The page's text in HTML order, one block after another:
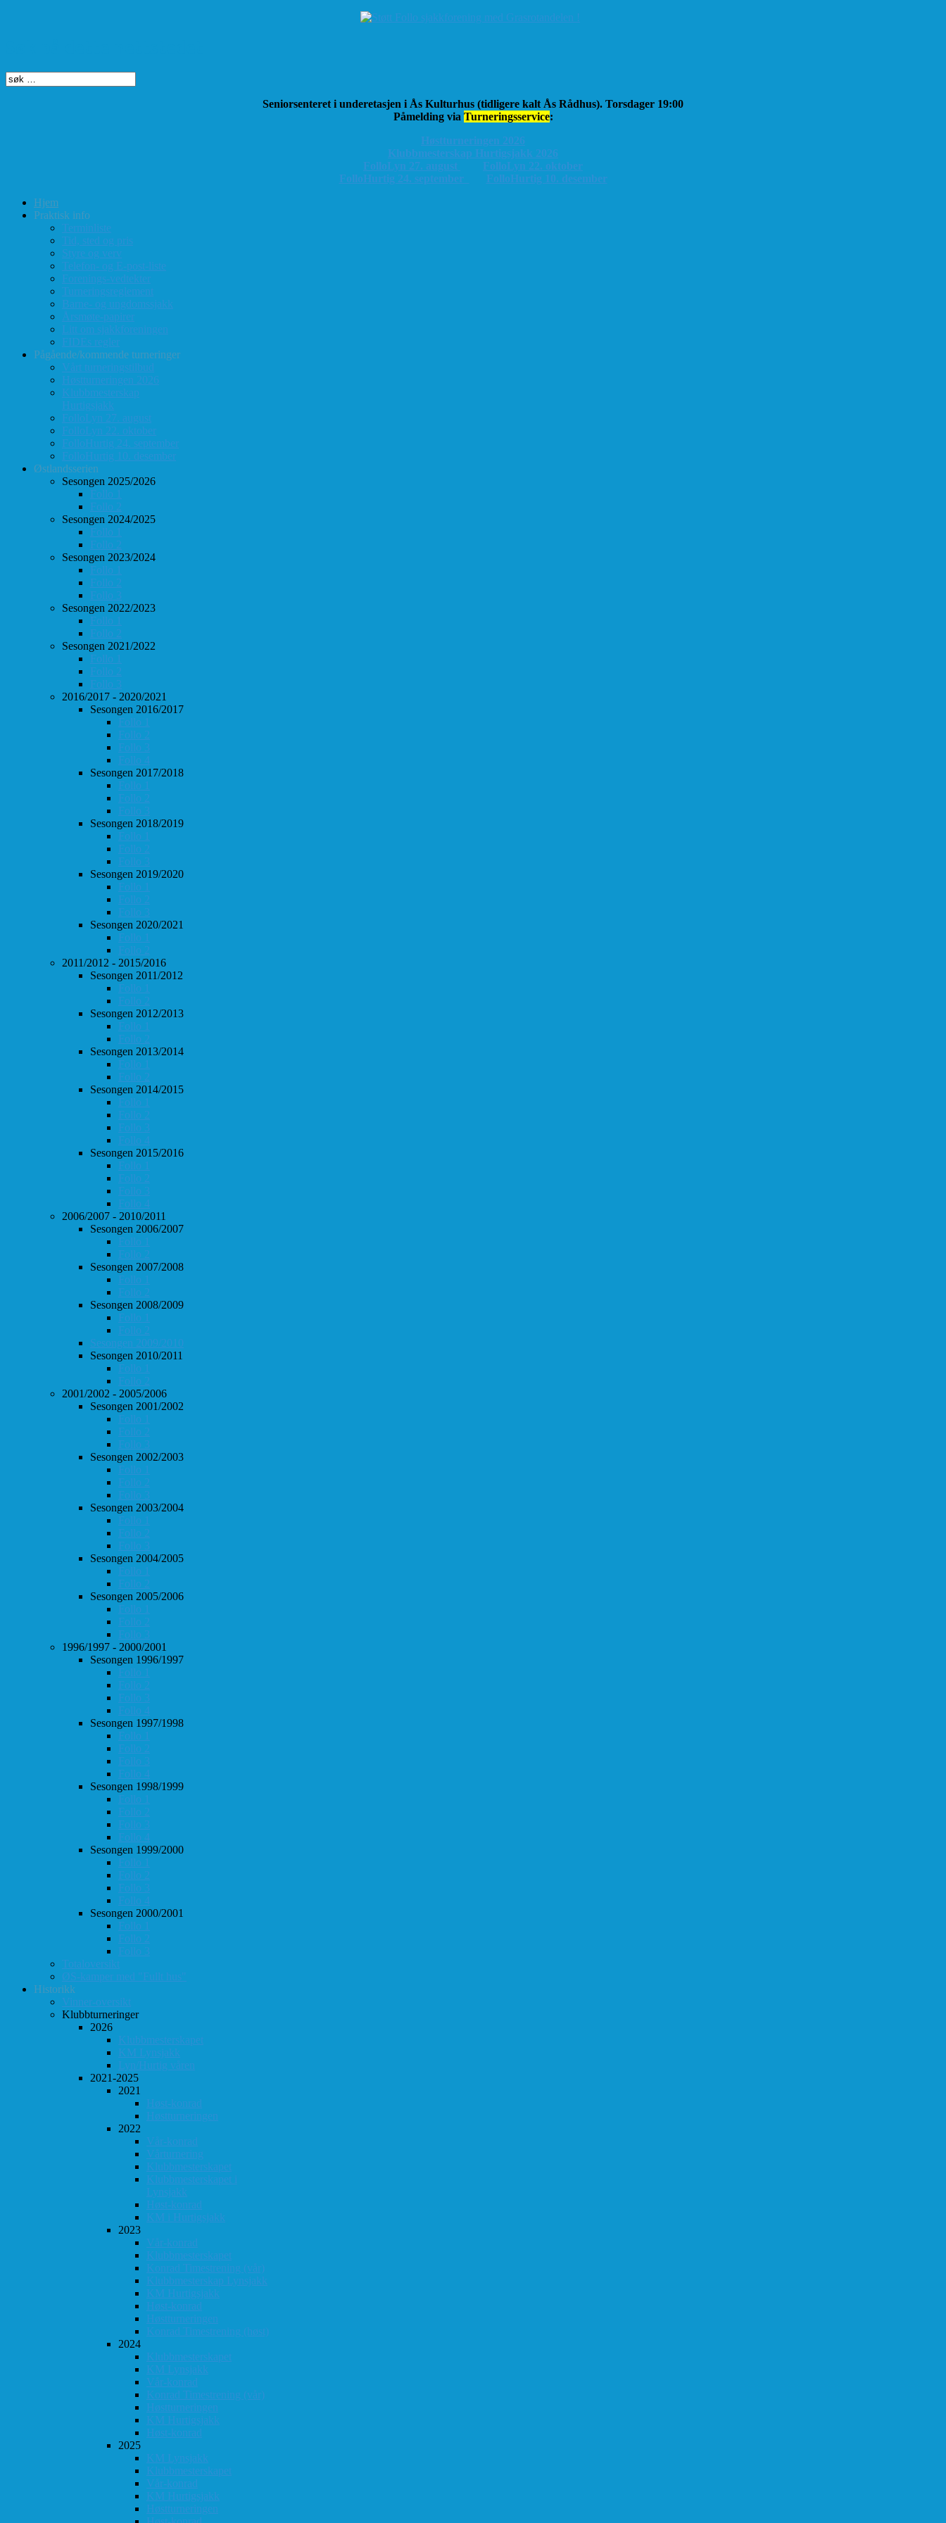
Seniorsenteret i underetasjen i Ås Kulturhus (tidligere kalt Ås Rådhus). Torsdager 19:00
Påmelding via Turneringsservice:
Høstturneringen 2026
Klubbmesterskap Hurtigsjakk 2026
FolloLyn 27. august
FolloLyn 22. oktober
FolloHurtig 24. september
FolloHurtig 10. desember
Hjem
Praktisk info
Terminliste
Tid, sted og pris
Styre og verv
Telefon- og E-post-liste
Forenings-vedtekter
Turneringsreglement
Barne- og ungdomssjakk
Årsmøte-papirer
Litt om sjakkforeningen
FIDEs regler
Pågående/kommende turneringer
Vårt turneringstilbud
Høstturneringen 2026
Klubbmesterskap
Hurtigsjakk
FolloLyn 27. august
FolloLyn 22. oktober
FolloHurtig 24. september
FolloHurtig 10. desember
Østlandsserien
Sesongen 2025/2026
Follo 1
Follo 2
Sesongen 2024/2025
Follo 1
Follo 2
Sesongen 2023/2024
Follo 1
Follo 2
Follo 3
Sesongen 2022/2023
Follo 1
Follo 2
Sesongen 2021/2022
Follo 1
Follo 2
Follo 3
2016/2017 - 2020/2021
Sesongen 2016/2017
Follo 1
Follo 2
Follo 3
Follo 4
Sesongen 2017/2018
Follo 1
Follo 2
Follo 3
Sesongen 2018/2019
Follo 1
Follo 2
Follo 3
Sesongen 2019/2020
Follo 1
Follo 2
Follo 3
Sesongen 2020/2021
Follo 1
Follo 2
2011/2012 - 2015/2016
Sesongen 2011/2012
Follo 1
Follo 2
Sesongen 2012/2013
Follo 1
Follo 2
Sesongen 2013/2014
Follo 1
Follo 2
Sesongen 2014/2015
Follo 1
Follo 2
Follo 3
Follo 4
Sesongen 2015/2016
Follo 1
Follo 2
Follo 3
Follo 4
2006/2007 - 2010/2011
Sesongen 2006/2007
Follo 1
Follo 2
Sesongen 2007/2008
Follo 1
Follo 2
Sesongen 2008/2009
Follo 1
Follo 2
Sesongen 2009/2010
Sesongen 2010/2011
Follo 1
Follo 2
2001/2002 - 2005/2006
Sesongen 2001/2002
Follo 1
Follo 2
Follo 3
Sesongen 2002/2003
Follo 1
Follo 2
Follo 3
Sesongen 2003/2004
Follo 1
Follo 2
Follo 3
Sesongen 2004/2005
Follo 1
Follo 2
Sesongen 2005/2006
Follo 1
Follo 2
Follo 3
1996/1997 - 2000/2001
Sesongen 1996/1997
Follo 1
Follo 2
Follo 3
Follo 4
Sesongen 1997/1998
Follo 1
Follo 2
Follo 3
Follo 4
Sesongen 1998/1999
Follo 1
Follo 2
Follo 3
Follo 4
Sesongen 1999/2000
Follo 1
Follo 2
Follo 3
Follo 4
Sesongen 2000/2001
Follo 1
Follo 2
Follo 3
Totaloversikt
ØS-kamper med "Fullt hus"
Historikk
Vinner-oversikt
Klubbturneringer
2026
Klubbmesterskapet
KM Lynsjakk
Lyn/Hurtig våren
2021-2025
2021
Høst-konrad
Høstturneringen
2022
Vår-konrad
Vårturnering
Klubbmesterskapet
Klubbmesterskapet i
Lynsjakk
Høst-konrad
KM i Hurtigsjakk
2023
Vår-konrad
Klubbmesterskapet
Konrad Timestrening (vår)
Klubbmesterskap Lynsjakk
KM Hurtigsjakk
Høst-konrad
Høstturneringen
Konrad Timestrening (høst)
2024
Klubbmesterskapet
KM Lynsjakk
Vår-konrad
Konrad Timestrening (vår)
Høstturneringen
KM Hurtigsjakk
Høst-konrad
2025
KM Lynsjakk
Klubbmesterskapet
Vår-konrad
KM Hurtigsjakk
Høstturneringen